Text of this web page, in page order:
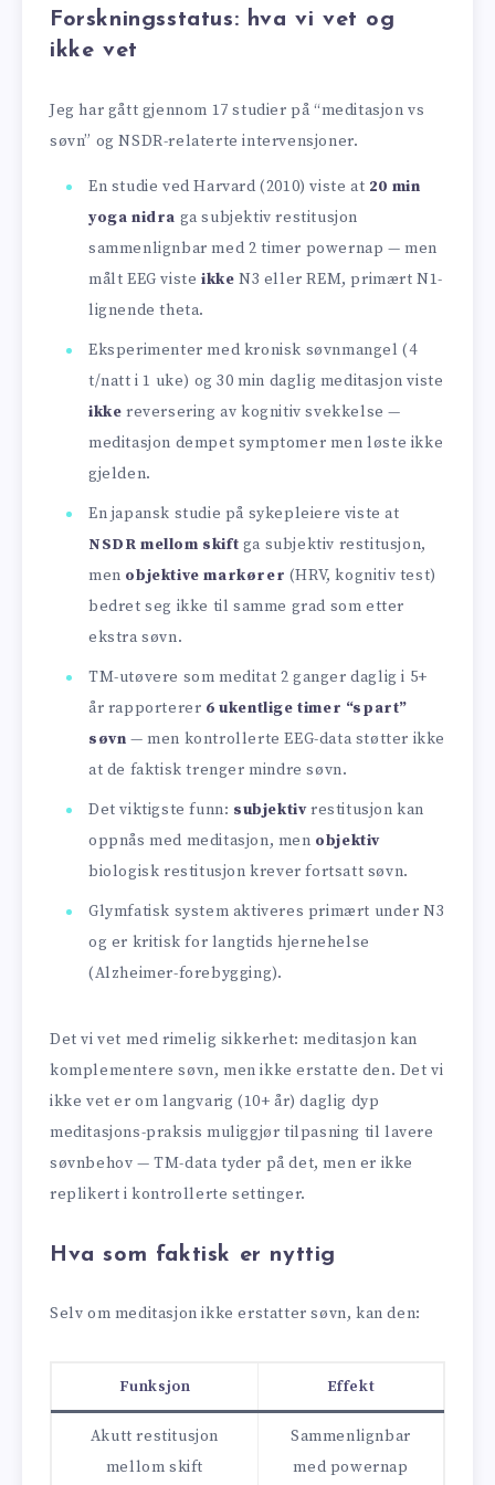
Forskningsstatus: hva vi vet og
ikke vet
Jeg har gått gjennom 17 studier på “meditasjon vs
søvn” og NSDR-relaterte intervensjoner.
En studie ved Harvard (2010) viste at 20 min
yoga nidra ga subjektiv restitusjon
sammenlignbar med 2 timer powernap — men
målt EEG viste ikke N3 eller REM, primært N1-
lignende theta.
Eksperimenter med kronisk søvn­mangel (4
t/natt i 1 uke) og 30 min daglig meditasjon viste
ikke reversering av kognitiv svekkelse —
meditasjon dempet symptomer men løste ikke
gjelden.
En japansk studie på sykepleiere viste at
NSDR mellom skift ga subjektiv restitusjon,
men objektive markører (HRV, kognitiv test)
bedret seg ikke til samme grad som etter
ekstra søvn.
TM-utøvere som meditat 2 ganger daglig i 5+
år rapporterer 6 ukentlige timer “spart”
søvn — men kontrollerte EEG-data støtter ikke
at de faktisk trenger mindre søvn.
Det viktigste funn: subjektivrestitusjon kan
oppnås med meditasjon, men objektiv
biologisk restitusjon krever fortsatt søvn.
Glymfatisk system aktiveres primært under N3
og er kritisk for langtids hjernehelse
(Alzheimer-forebygging).
Det vi vet med rimelig sikkerhet: meditasjon kan
komplementere søvn, men ikke erstatte den. Det vi
ikke vet er om langvarig (10+ år) daglig dyp
meditasjons-praksis muliggjør tilpasning til lavere
søvnbehov — TM-data tyder på det, men er ikke
replikert i kontrollerte settinger.
Hva som faktisk er nyttig
Selv om meditasjon ikke erstatter søvn, kan den:
Funksjon Effekt
Akutt restitusjon
mellom skift
Sammenlignbar
med powernap